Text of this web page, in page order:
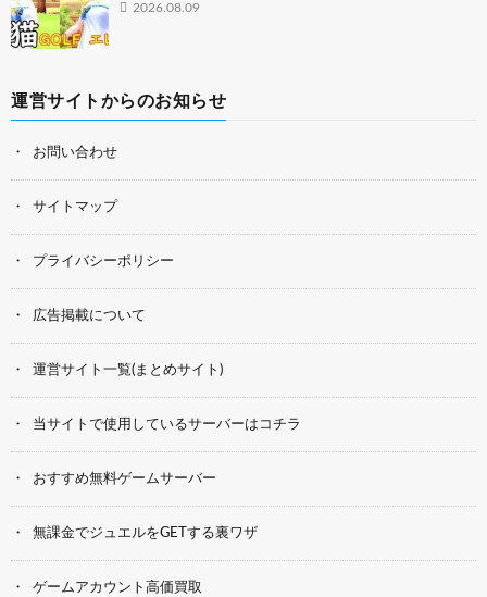
2026.08.09
運営サイトからのお知らせ
お問い合わせ
サイトマップ
プライバシーポリシー
広告掲載について
運営サイト一覧(まとめサイト)
当サイトで使用しているサーバーはコチラ
おすすめ無料ゲームサーバー
無課金でジュエルをGETする裏ワザ
ゲームアカウント高価買取